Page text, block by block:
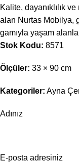
Kalite, dayanıklılık
alan Nurtas Mobilya,
gamıyla yaşam
Stok Kodu: 8571
Ölçüler: 33 × 90 cm
Kategoriler: Ayna
Adınız
E-posta adresiniz